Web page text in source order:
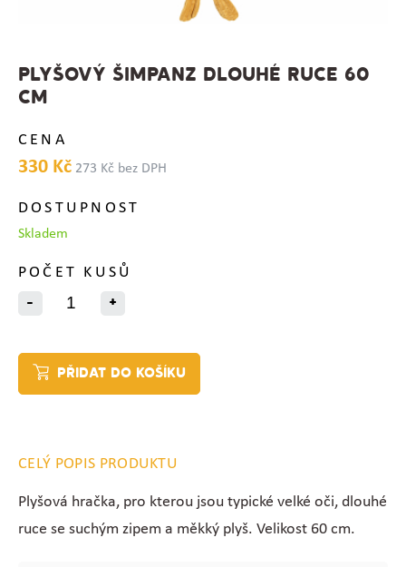
PLYŠOVÝ ŠIMPANZ DLOUHÉ RUCE 60
CM
CENA
330 Kč 273 Kč bez DPH
DOSTUPNOST
Skladem
POČET KUSŮ
-
+
PŘIDAT DO KOŠÍKU
CELÝ POPIS PRODUKTU
Plyšová hračka, pro kterou jsou typické velké oči, dlouhé
ruce se suchým zipem a měkký plyš. Velikost 60 cm.